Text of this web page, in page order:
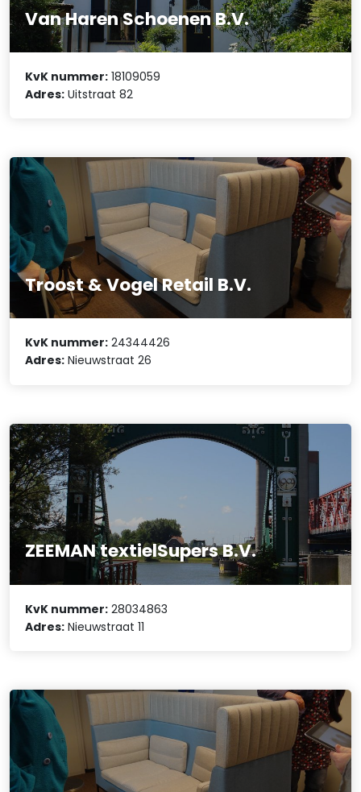
Van Haren Schoenen B.V.
KvK nummer: 18109059
Adres: Uitstraat 82
Troost & Vogel Retail B.V.
KvK nummer: 24344426
Adres: Nieuwstraat 26
ZEEMAN textielSupers B.V.
KvK nummer: 28034863
Adres: Nieuwstraat 11